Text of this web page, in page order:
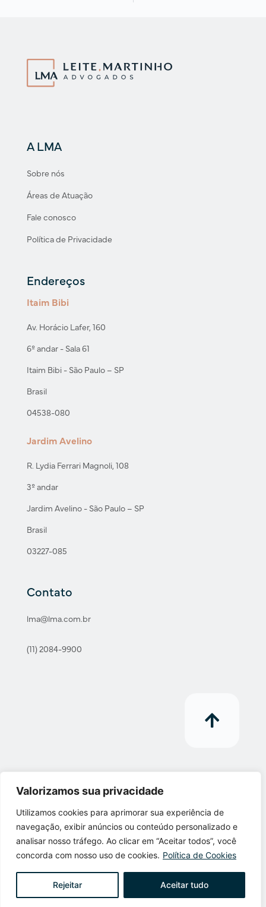
Valorizamos sua privacidade
Utilizamos cookies para aprimorar sua experiência de
navegação, exibir anúncios ou conteúdo personalizado e
analisar nosso tráfego. Ao clicar em “Aceitar todos”, você
concorda com nosso uso de cookies. Política de Cookies
Rejeitar Aceitar tudo
A LMA
Sobre nós
Áreas de Atuação
Fale conosco
Política de Privacidade
Endereços
Itaim Bibi
Av. Horácio Lafer, 160
6º andar - Sala 61
Itaim Bibi - São Paulo – SP
Brasil
04538-080
Jardim Avelino
R. Lydia Ferrari Magnoli, 108
3º andar
Jardim Avelino - São Paulo – SP
Brasil
03227-085
Contato
lma@lma.com.br
(11) 2084-9900
Leite Martinho Advogados © 2022